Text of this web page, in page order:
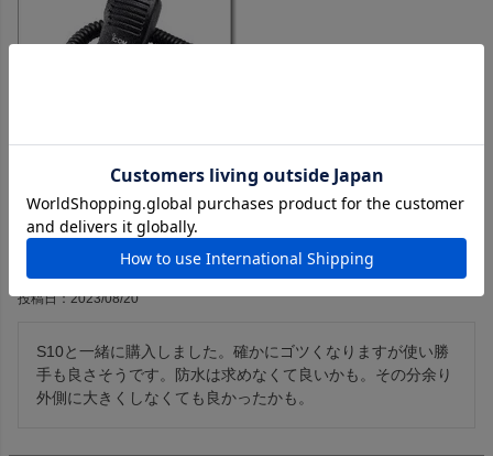
HM-158LA スピーカーマイクロホン(HM158LA)【対応】IC-S10 /
IC-T10
投稿日 2023/08/20
S10と一緒に購入しました。確かにゴツくなりますが使い勝
手も良さそうです。防水は求めなくて良いかも。その分余り
外側に大きくしなくても良かったかも。